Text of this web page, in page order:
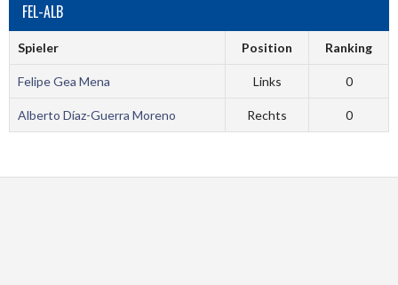
FEL-ALB
Spieler Position Ranking
Felipe Gea Mena Links 0
Alberto Díaz-Guerra Moreno Rechts 0